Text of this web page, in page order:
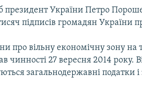
президент України Петро
підписів громадян України
про вільну економічну зону на
чинності 27 вересня 2014 року.
загальнодержавні податки і